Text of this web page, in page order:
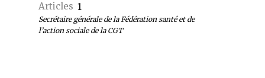
Articles 1
Secrétaire générale de la Fédération santé et de
l’action sociale de la CGT